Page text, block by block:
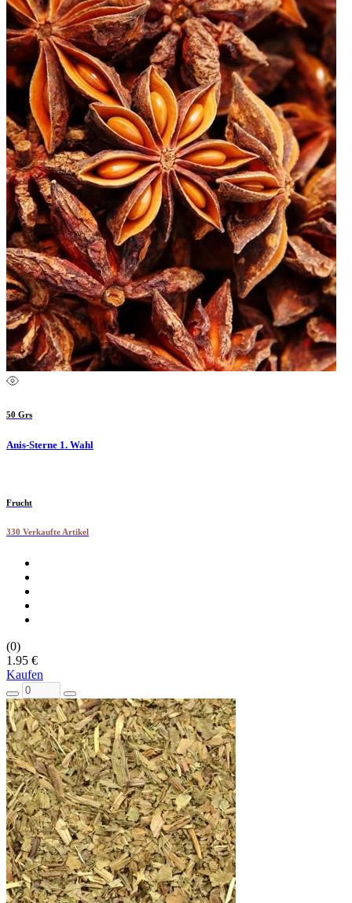
50 Grs
Anis-Sterne 1. Wahl
Frucht
330 Verkaufte Artikel
(0)
1.95 €
Kaufen